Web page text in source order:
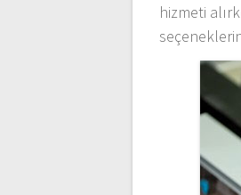
hizmeti